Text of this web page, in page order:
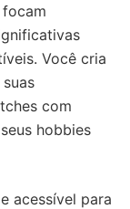
Você cria
com
hobbies
acessível para